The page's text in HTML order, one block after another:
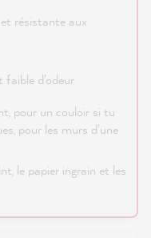
résistante aux
faible d'odeur
pour un couloir si tu
pour les murs d'une
le papier ingrain et les